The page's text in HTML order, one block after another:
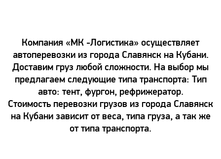
Компания «МК -Логистика» осуществляет
автоперевозки из города Славянск на Кубани.
Доставим груз любой сложности. На выбор мы
предлагаем следующие типа транспорта: Тип
авто: тент, фургон, рефрижератор.
Стоимость перевозки грузов из города Славянск
на Кубани зависит от веса, типа груза, а так же
от типа транспорта.